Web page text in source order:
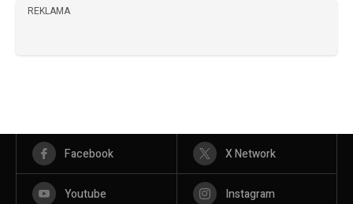
REKLAMA
Facebook X Network
Youtube Instagram